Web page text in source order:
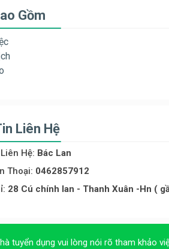
Gồm
Liên Hệ
Hệ: Bác Lan
Thoại: 0462857912
28 Cú chính lan - Thanh Xuân -Hn (
tuyển dụng vui lòng nói rõ tham khảo